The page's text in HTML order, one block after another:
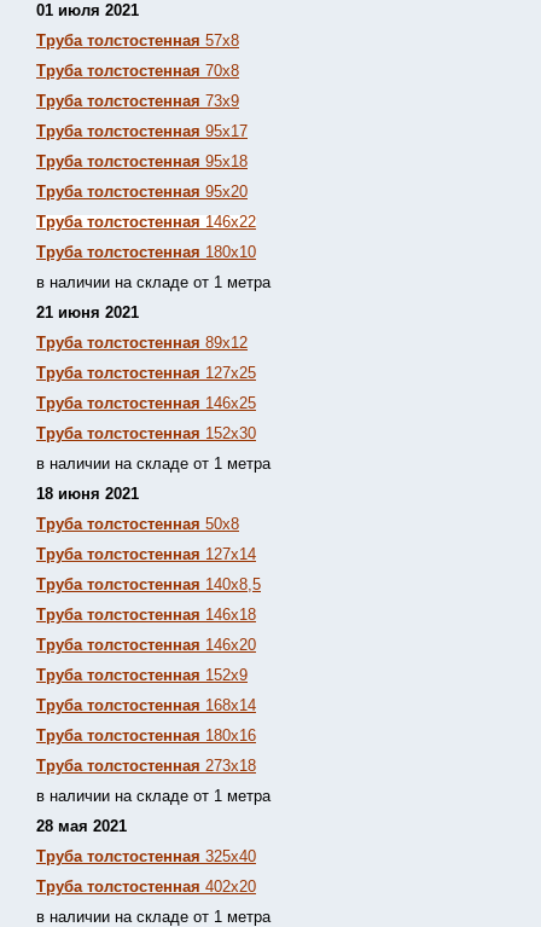
01 июля 2021
Труба толстостенная 57х8
Труба толстостенная 70х8
Труба толстостенная 73х9
Труба толстостенная 95х17
Труба толстостенная 95х18
Труба толстостенная 95х20
Труба толстостенная 146х22
Труба толстостенная 180х10
в наличии на складе от 1 метра
21 июня 2021
Труба толстостенная 89х12
Труба толстостенная 127х25
Труба толстостенная 146х25
Труба толстостенная 152х30
в наличии на складе от 1 метра
18 июня 2021
Труба толстостенная 50х8
Труба толстостенная 127х14
Труба толстостенная 140х8,5
Труба толстостенная 146х18
Труба толстостенная 146х20
Труба толстостенная 152х9
Труба толстостенная 168х14
Труба толстостенная 180х16
Труба толстостенная 273х18
в наличии на складе от 1 метра
28 мая 2021
Труба толстостенная 325х40
Труба толстостенная 402х20
в наличии на складе от 1 метра